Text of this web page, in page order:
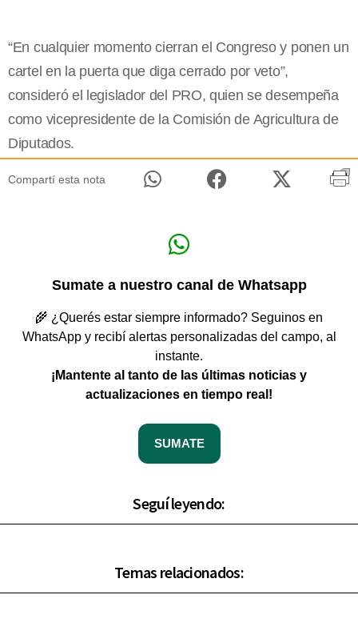
“En cualquier momento cierran el Congreso y ponen un
cartel en la puerta que diga cerrado por veto”,
consideró el legislador del PRO, quien se desempeña
como vicepresidente de la Comisión de Agricultura de
Diputados.
Compartí esta nota
Sumate a nuestro canal de Whatsapp
🌾 ¿Querés estar siempre informado? Seguinos en
WhatsApp y recibí alertas personalizadas del campo, al
instante.
¡Mantente al tanto de las últimas noticias y
actualizaciones en tiempo real!
SUMATE
Seguí leyendo:
Temas relacionados: